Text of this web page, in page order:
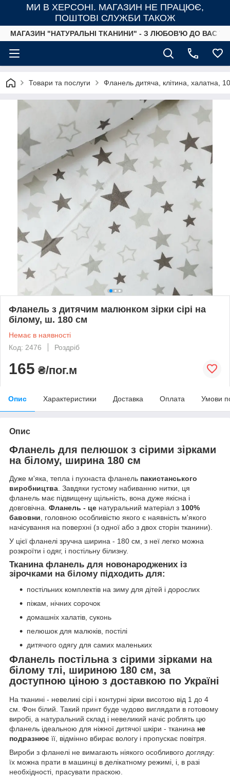
МИ В ХЕРСОНІ. МАГАЗИН НЕ ПРАЦЮЄ,
ПОШТОВІ СЛУЖБИ ТАКОЖ
МАГАЗИН "НАТУРАЛЬНІ ТКАНИНИ" - З ЛЮБОВ'Ю ДО ВАС
Товари та послуги Фланель дитяча, клітина, халатна,
Фланель з дитячим малюнком зірки сірі на
білому, ш. 180 см
Немає в наявності
Код: 2476
Роздріб
165 ₴/пог.м
Опис Характеристики Доставка Оплата Умови
Опис
Фланель для пелюшок з сірими зірками
на білому, ширина 180 см
Дуже м'яка, тепла і пухнаста фланель пакистанського
виробництва. Завдяки густому набиванню нитки, ця
фланель має підвищену щільність, вона дуже якісна і
довговічна. Фланель - це натуральний матеріал з 100%
бавовни, головною особливістю якого є наявність м'якого
начісування на поверхні (з одної або з двох сторін тканини).
У цієї фланелі зручна ширина - 180 см, з неї легко можна
розкроїти і одяг, і постільну білизну.
Тканина фланель для новонароджених із
зірочками на білому підходить для:
постільних комплектів на зиму для дітей і дорослих
піжам, нічних сорочок
домашніх халатів, суконь
пелюшок для малюків, постілі
дитячого одягу для самих маленьких
Фланель постільна з сірими зірками на
білому тлі, шириною 180 см, за
доступною ціною з доставкою по Україні
На тканині - невеликі сірі і контурні зірки висотою від 1 до 4
см. Фон білий. Такий принт буде чудово виглядати в готовому
виробі, а натуральний склад і невеликий начіс роблять цю
фланель ідеальною для ніжної дитячої шкіри - тканина не
подразнює її, відмінно вбирає вологу і пропускає повітря.
Вироби з фланелі не вимагають ніякого особливого догляду:
їх можна прати в машинці в делікатному режимі, і, в разі
необхідності, прасувати праскою.